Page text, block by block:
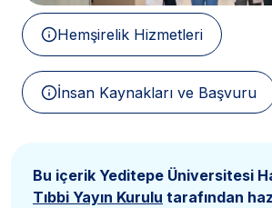
Hemşirelik Hizmetleri
İnsan Kaynakları ve Başvuru
Bu içerik Yeditepe Üniversitesi
Tıbbi Yayın Kurulu tarafından